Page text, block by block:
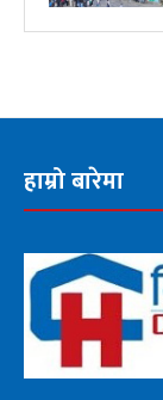
हाम्रो बारेमा